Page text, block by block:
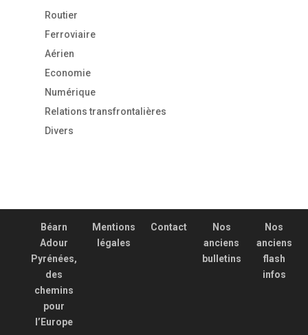
Routier
Ferroviaire
Aérien
Economie
Numérique
Relations transfrontalières
Divers
Béarn
Adour
Pyrénées,
des
chemins
pour
l’Europe
Mentions
légales
Contact
Nos
anciens
bulletins
Nos
anciens
flash
infos